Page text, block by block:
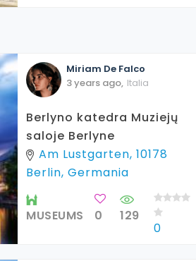
Miriam De Falco
3 years ago, Italia
Berlyno katedra Muziejų
saloje Berlyne
Am Lustgarten, 10178
Berlin, Germania
MUSEUMS 0 129
0